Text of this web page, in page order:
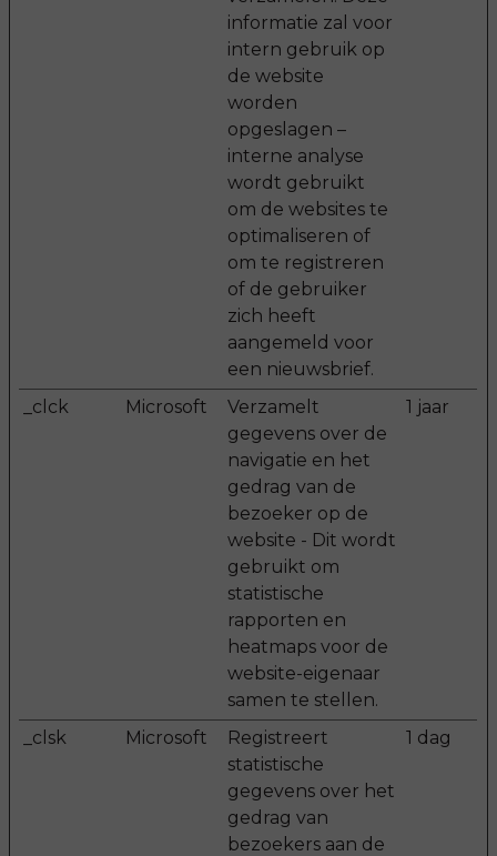
informatie zal voor
intern gebruik op
de website
worden
opgeslagen –
interne analyse
wordt gebruikt
om de websites te
optimaliseren of
om te registreren
of de gebruiker
zich heeft
aangemeld voor
een nieuwsbrief.
_clck
Microsoft
Verzamelt
gegevens over de
navigatie en het
gedrag van de
bezoeker op de
website - Dit wordt
gebruikt om
statistische
rapporten en
heatmaps voor de
website-eigenaar
samen te stellen.
1 jaar
_clsk Microsoft
Registreert
statistische
gegevens over het
gedrag van
bezoekers aan de
1 dag